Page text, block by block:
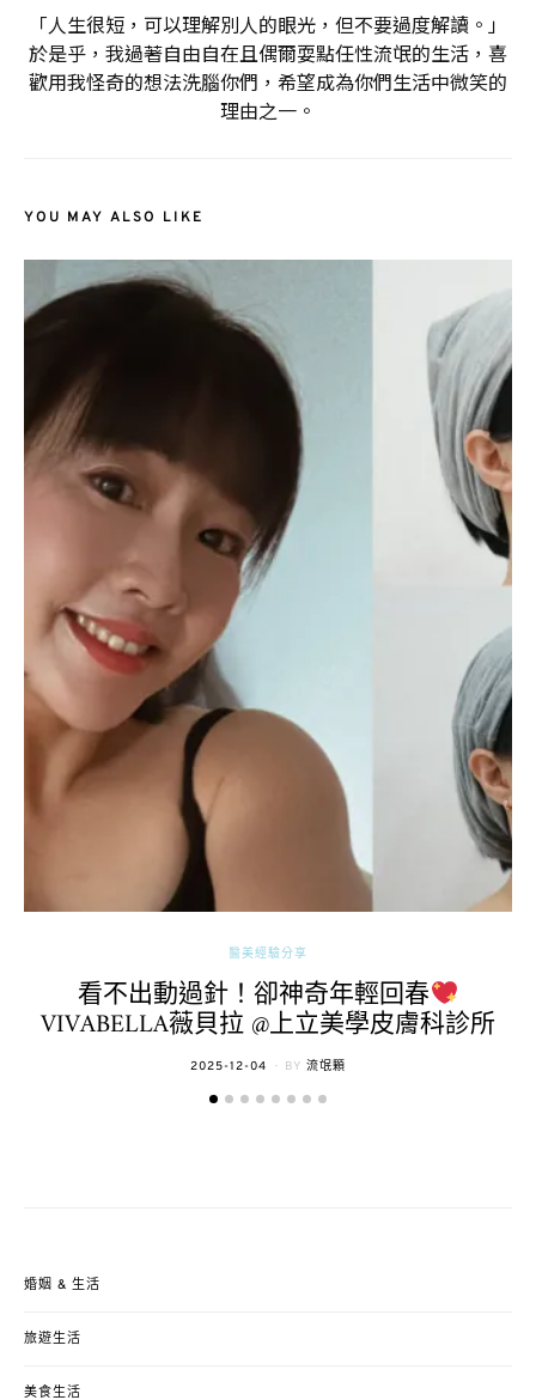
「人生很短，可以理解別人的眼光，但不要過度解讀。」
於是乎，我過著自由自在且偶爾耍點任性流氓的生活，喜
歡用我怪奇的想法洗腦你們，希望成為你們生活中微笑的
理由之一。
YOU MAY ALSO LIKE
醫美經驗分享
看不出動過針！卻神奇年輕回春
VIVABELLA薇貝拉 @上立美學皮膚科診所
POSTED
2025-12-04 BY 流氓顆
婚姻 & 生活
旅遊生活
美食生活